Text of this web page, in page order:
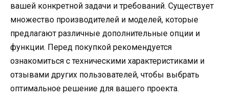
вашей конкретной задачи и требований. Существует
множество производителей и моделей, которые
предлагают различные дополнительные опции и
функции. Перед покупкой рекомендуется
ознакомиться с техническими характеристиками и
отзывами других пользователей, чтобы выбрать
оптимальное решение для вашего проекта.